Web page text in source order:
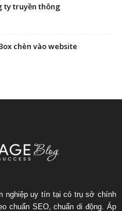
ty truyền thông
chèn vào website
nghiệp uy tín tại có trụ sở chính
chuẩn SEO, chuẩn di động. Áp